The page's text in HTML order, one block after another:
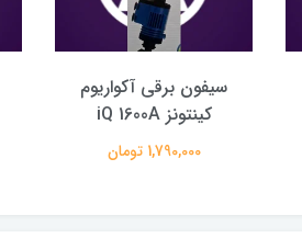
سیفون برقی آکواریوم
کینتونز iQ 1600A
1,790,000 تومان